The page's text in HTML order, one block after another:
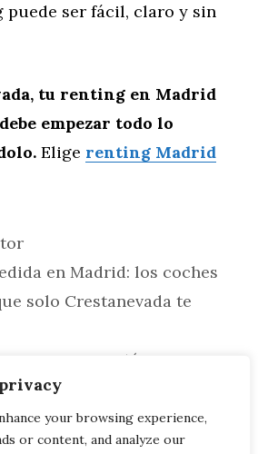
your browsing experience,
or content, and analyze our
puede ser fácil, claro y sin
tu renting en Madrid
empezar todo lo
Elige renting Madrid
en Madrid: los coches
solo Crestanevada te
empresas y autónomos en
fiscales que solo
ayuda a aprovechar al